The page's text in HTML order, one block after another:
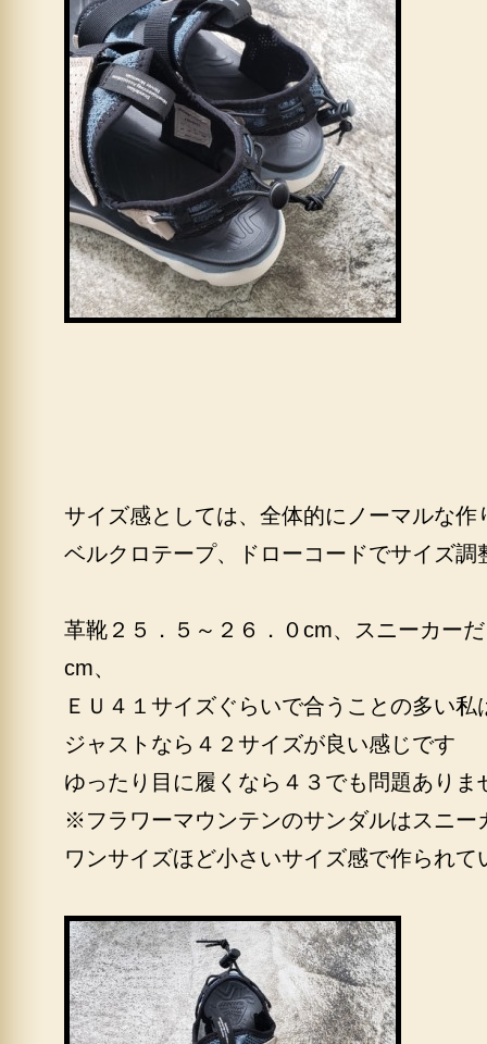
サイズ感としては、全体的にノーマルな作
ベルクロテープ、ドローコードでサイズ調
革靴２５．５～２６．０cm、スニーカー
cm、
ＥＵ４１サイズぐらいで合うことの多い私
ジャストなら４２サイズが良い感じです
ゆったり目に履くなら４３でも問題ありま
※フラワーマウンテンのサンダルはスニー
ワンサイズほど小さいサイズ感で作られて